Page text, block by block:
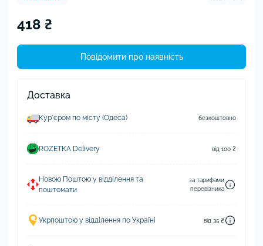
418 ₴
Повідомити про наявність
Доставка
Курʼєром по місту (Одеса) безкоштовно
ROZETKA Delivery від 100 ₴
Новою Поштою у відділення та
поштомати
за тарифами
перевізника
Укрпоштою у відділення по Україні від 35 ₴